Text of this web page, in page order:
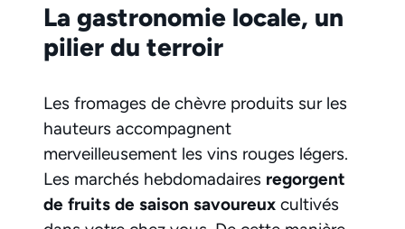
La gastronomie locale, un
pilier du terroir
Les fromages de chèvre produits sur les
hauteurs accompagnent
merveilleusement les vins rouges légers.
Les marchés hebdomadaires regorgent
de fruits de saison savoureux cultivés